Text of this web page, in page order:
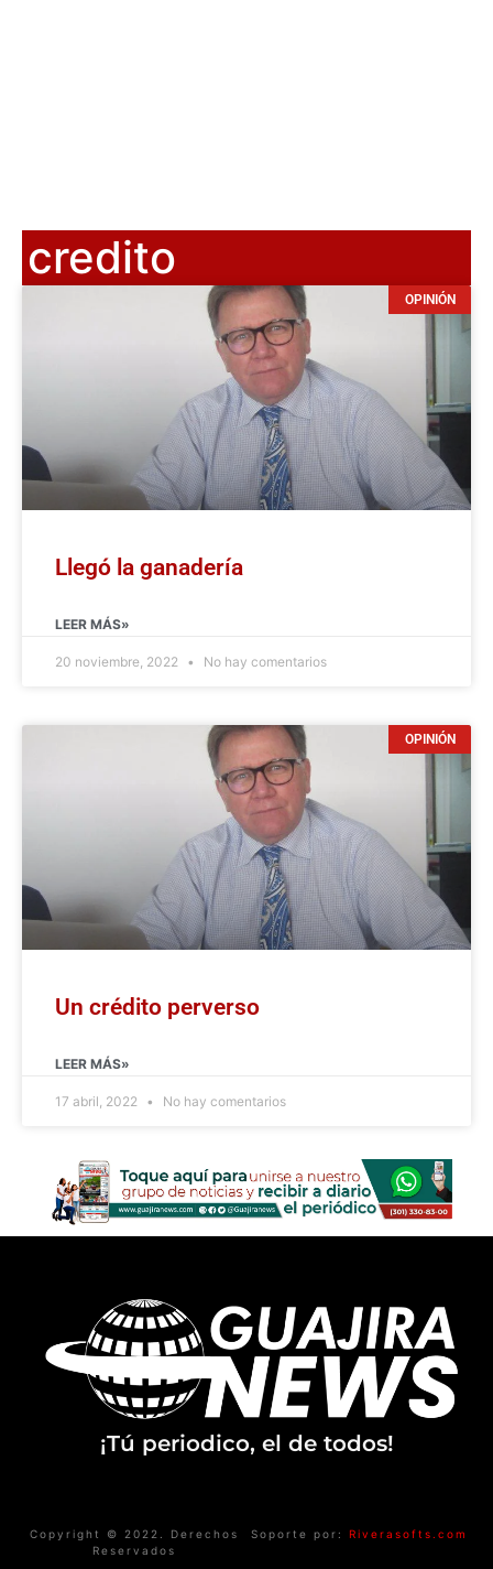
credito
OPINIÓN
Llegó la ganadería
LEER MÁS»
20 noviembre, 2022 No hay comentarios
OPINIÓN
Un crédito perverso
LEER MÁS»
17 abril, 2022 No hay comentarios
¡Tú periodico, el de todos!
Copyright © 2022. Derechos
Reservados
Soporte por: Riverasofts.com